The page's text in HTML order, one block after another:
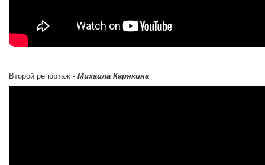
Второй репортаж - Михаила Карякина